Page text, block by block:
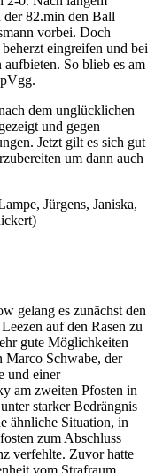
82.min den Ball
vorbei. Doch
eingreifen und bei
aufbieten. So blieb es am
dem unglücklichen
und gegen
Jetzt gilt es sich gut
um dann auch
Jürgens, Janiska,
gelang es zunächst den
auf den Rasen zu
gute Möglichkeiten
Marco Schwabe, der
und einer
am zweiten Pfosten in
starker Bedrängnis
ähnliche Situation, in
zum Abschluss
verfehlte. Zuvor hatte
vom Strafraum,